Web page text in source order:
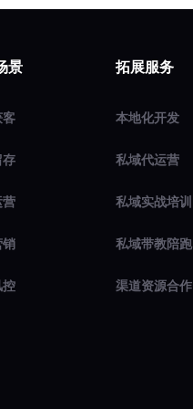
景
客
存
营
销
控
拓展服务
本地化开发
私域代运营
私域实战培训
私域带教陪跑
渠道资源合作